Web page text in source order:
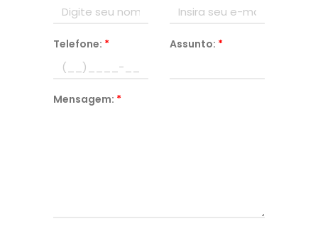
Telefone: * Assunto: *
Mensagem: *